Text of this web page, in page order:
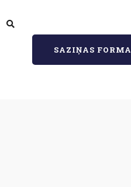
SAZIŅAS FORMA